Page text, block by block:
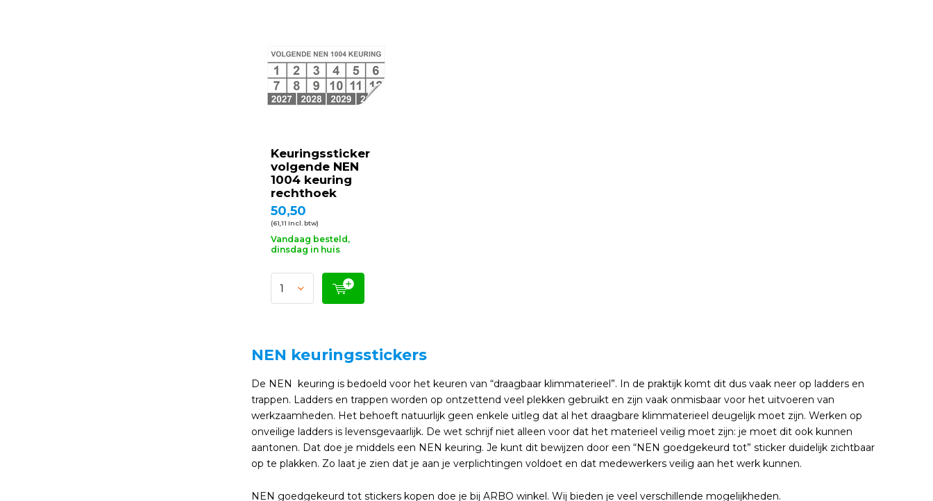
Keuringssticker
volgende NEN
1004 keuring
rechthoek
50,50
(61,11 Incl. btw)
Vandaag besteld,
dinsdag in huis
NEN keuringsstickers
De NEN keuring is bedoeld voor het keuren van “draagbaar klimmaterieel”. In de praktijk komt dit dus vaak neer op ladders en
trappen. Ladders en trappen worden op ontzettend veel plekken gebruikt en zijn vaak onmisbaar voor het uitvoeren van
werkzaamheden. Het behoeft natuurlijk geen enkele uitleg dat al het draagbare klimmaterieel deugelijk moet zijn. Werken op
onveilige ladders is levensgevaarlijk. De wet schrijf niet alleen voor dat het materieel veilig moet zijn: je moet dit ook kunnen
aantonen. Dat doe je middels een NEN keuring. Je kunt dit bewijzen door een “NEN goedgekeurd tot” sticker duidelijk zichtbaar
op te plakken. Zo laat je zien dat je aan je verplichtingen voldoet en dat medewerkers veilig aan het werk kunnen.
NEN goedgekeurd tot stickers kopen doe je bij ARBO winkel. Wij bieden je veel verschillende mogelijkheden.